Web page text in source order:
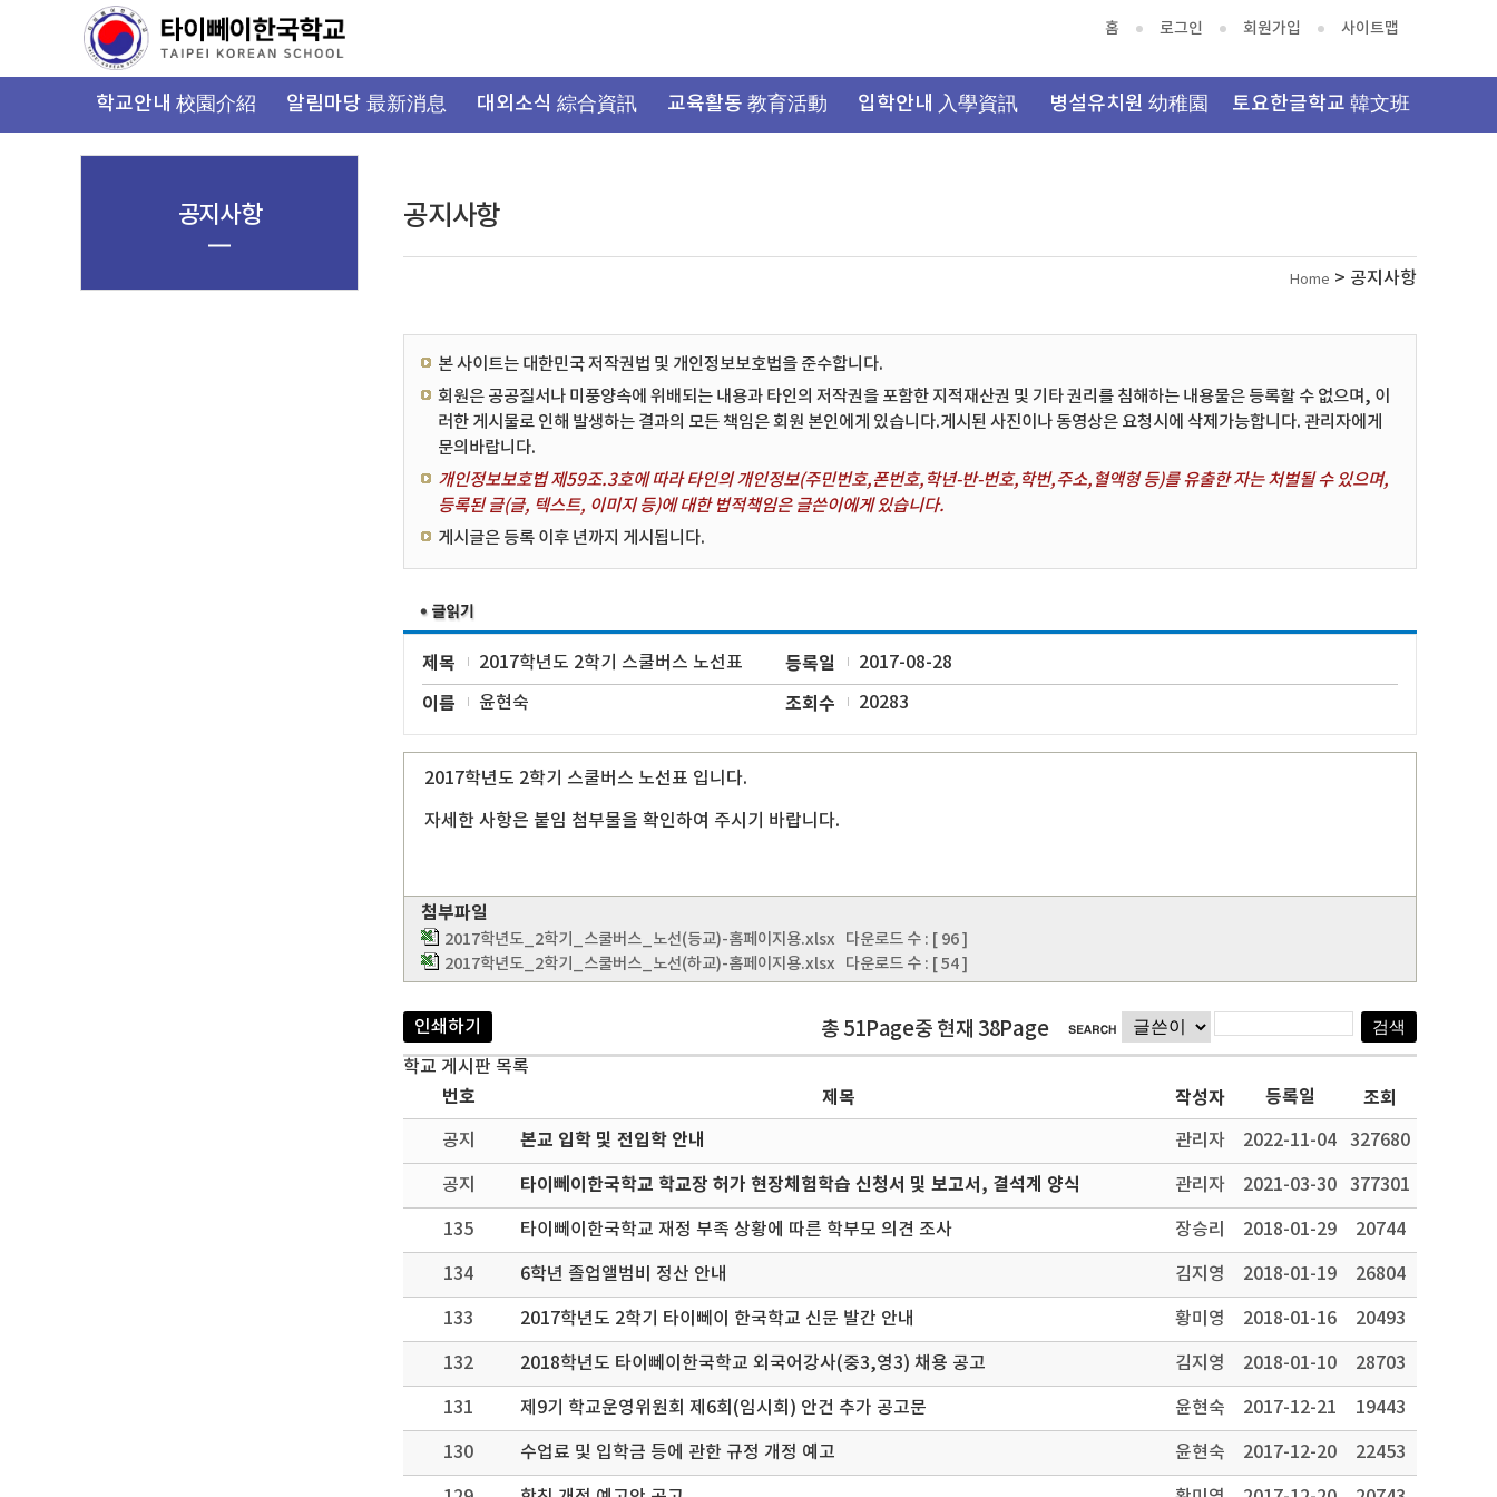
뉴
홈 로그인 회원가입 사이트맵
학교안내 校園介紹 알림마당 最新消息 대외소식 綜合資訊 교육활동 教育活動 입학안내 入學資訊 병설유치원 幼稚園 토요한글학교 韓文班
공지사항
Home > 공지사항
본 사이트는 대한민국 저작권법 및 개인정보보호법을 준수합니다.
회원은 공공질서나 미풍양속에 위배되는 내용과 타인의 저작권을 포함한 지적재산권 및 기타 권리를 침해하는 내용물은 등록할 수 없으며, 이
러한 게시물로 인해 발생하는 결과의 모든 책임은 회원 본인에게 있습니다.게시된 사진이나 동영상은 요청시에 삭제가능합니다. 관리자에게
문의바랍니다.
개인정보보호법 제59조.3호에 따라 타인의 개인정보(주민번호,폰번호,학년-반-번호,학번,주소,혈액형 등)를 유출한 자는 처벌될 수 있으며,
등록된 글(글, 텍스트, 이미지 등)에 대한 법적책임은 글쓴이에게 있습니다.
게시글은 등록 이후 년까지 게시됩니다.
제목 2017학년도 2학기 스쿨버스 노선표 등록일 2017-08-28
이름 윤현숙 조회수 20283
2017학년도 2학기 스쿨버스 노선표 입니다.
자세한 사항은 붙임 첨부물을 확인하여 주시기 바랍니다.
첨부파일
2017학년도_2학기_스쿨버스_노선(등교)-홈페이지용.xlsx 다운로드 수 : [ 96 ]
2017학년도_2학기_스쿨버스_노선(하교)-홈페이지용.xlsx 다운로드 수 : [ 54 ]
인쇄하기 총 51Page중 현재 38Page
학교 게시판 목록
번호 제목 작성자 등록일 조회
공지 본교 입학 및 전입학 안내 관리자 2022-11-04 327680
공지 타이뻬이한국학교 학교장 허가 현장체험학습 신청서 및 보고서, 결석계 양식 관리자 2021-03-30 377301
135 타이뻬이한국학교 재정 부족 상황에 따른 학부모 의견 조사 장승리 2018-01-29 20744
134 6학년 졸업앨범비 정산 안내 김지영 2018-01-19 26804
133 2017학년도 2학기 타이뻬이 한국학교 신문 발간 안내 황미영 2018-01-16 20493
132 2018학년도 타이뻬이한국학교 외국어강사(중3,영3) 채용 공고 김지영 2018-01-10 28703
131 제9기 학교운영위원회 제6회(임시회) 안건 추가 공고문 윤현숙 2017-12-21 19443
130 수업료 및 입학금 등에 관한 규정 개정 예고 윤현숙 2017-12-20 22453
공지사항